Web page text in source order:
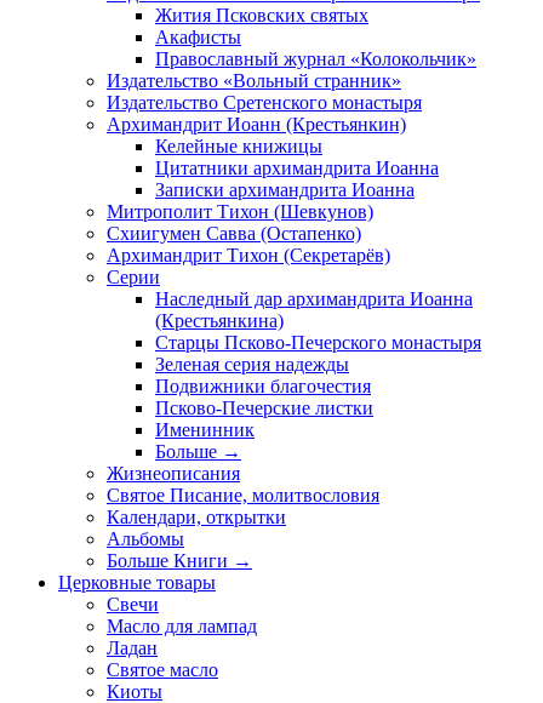
Жития Псковских святых
Акафисты
Православный журнал «Колокольчик»
Издательство «Вольный странник»
Издательство Сретенского монастыря
Архимандрит Иоанн (Крестьянкин)
Келейные книжицы
Цитатники архимандрита Иоанна
Записки архимандрита Иоанна
Митрополит Тихон (Шевкунов)
Схиигумен Савва (Остапенко)
Архимандрит Тихон (Секретарёв)
Серии
Наследный дар архимандрита Иоанна
(Крестьянкина)
Старцы Псково-Печерского монастыря
Зеленая серия надежды
Подвижники благочестия
Псково-Печерские листки
Именинник
Больше →
Жизнеописания
Святое Писание, молитвословия
Календари, открытки
Альбомы
Больше Книги →
Церковные товары
Свечи
Масло для лампад
Ладан
Святое масло
Киоты